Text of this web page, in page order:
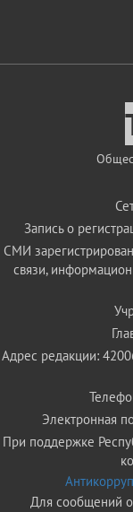
Запись о
СМИ
связи,
Адрес редакции:
Электронная
При поддержке
Для сообщений